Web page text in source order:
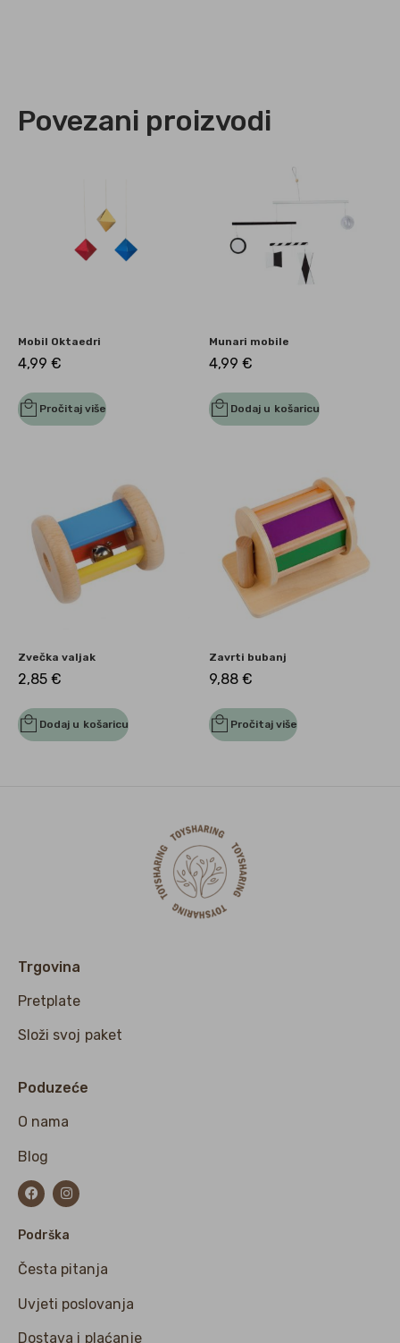
Povezani proizvodi
Mobil Oktaedri
4,99€
Pročitaj više
Munari mobile
4,99€
Dodaj u košaricu
Zvečka valjak
2,85€
Dodaj u košaricu
Zavrti bubanj
9,88€
Pročitaj više
Trgovina
Pretplate
Složi svoj paket
Poduzeće
O nama
Blog
Podrška
Česta pitanja
Uvjeti poslovanja
Dostava i plaćanje